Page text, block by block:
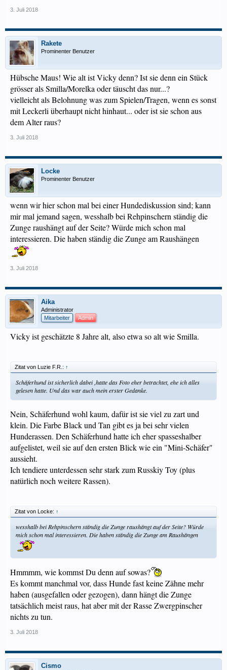
3. Juli 2018
Rakete
Prominenter Benutzer
Hübsche Maus! Wie alt ist Vicky denn? Ist sie denn ein Stück
grösser als Smilla/Morelka oder täuscht das nur...?
vielleicht als Belohnung was zum Spielen/Tragen, wenn es sonst
mit Leckerli überhaupt nicht hinhaut... oder ist sie schon aus
dem Alter raus?
3. Juli 2018
Locke
Prominenter Benutzer
wenn wir hier schon mal bei einer Hundediskussion sind; kann
mir mal jemand sagen, wesshalb bei Rehpinschern ständig die
Zunge raushängt auf der Seite? Würde mich schon mal
interessieren. Die haben ständig die Zunge am Raushängen
3. Juli 2018
Aika
Administrator
Mitarbeiter
Admin
Vicky ist geschätzte 8 Jahre alt, also etwa so alt wie Smilla.
Zitat von Luzie F.R.: ↑
Schäferhund ist sicherlich dabei ,hatte das Foto eher betrachtet, ehe ich alles
gelesen hatte. Und das war auch mein erster Gedanke.
Nein, Schäferhund wohl kaum, dafür ist sie viel zu zart und
klein. Die Farbe Black und Tan gibt es ja bei sehr vielen
Hunderassen. Den Schäferhund hatte ich eher spasseshalber
aufgelistet, weil sie auf den ersten Blick wie ein "Mini-Schäfer"
aussieht.
Ich tendiere unterdessen sehr stark zum Russkiy Toy (plus
natürlich noch weitere Rassen).
Zitat von Locke: ↑
wesshalb bei Rehpinschern ständig die Zunge raushängt auf der Seite? Würde
mich schon mal interessieren. Die haben ständig die Zunge am Raushängen
Hmmmm, wie kommst Du denn auf sowas?
Es kommt manchmal vor, dass Hunde fast keine Zähne mehr
haben (ausgefallen oder gezogen), dann hängt die Zunge
tatsächlich meist raus, hat aber mit der Rasse Zwergpinscher
nichts zu tun.
3. Juli 2018
Cismo